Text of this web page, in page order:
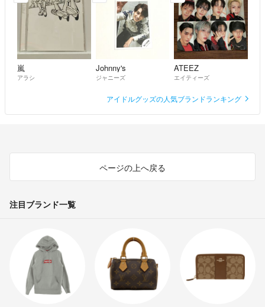
嵐
アラシ
Johnny's
ジャニーズ
ATEEZ
エイティーズ
アイドルグッズの人気ブランドランキング
ページの上へ戻る
注目ブランド一覧